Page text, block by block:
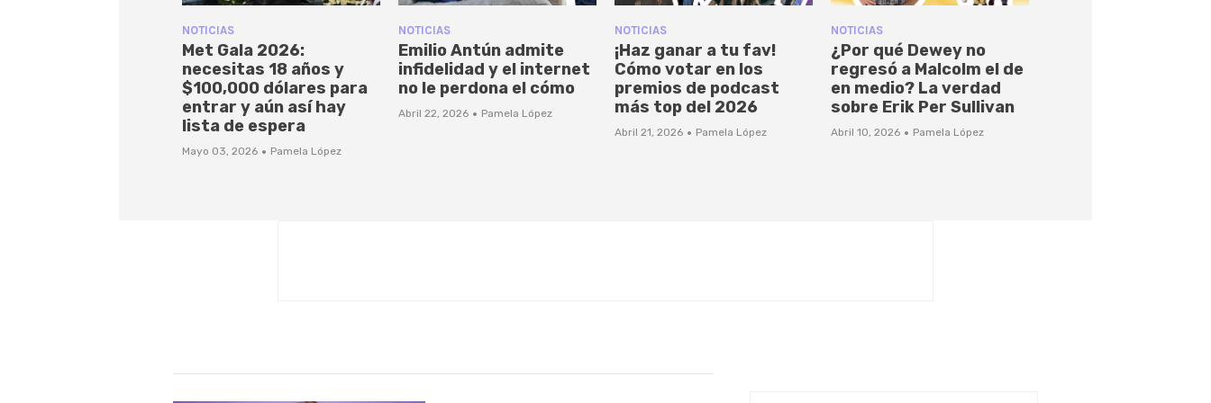
NOTICIAS
Met Gala 2026:
necesitas 18 años y
$100,000 dólares para
entrar y aún así hay
lista de espera
Mayo 03, 2026 · Pamela López
NOTICIAS
Emilio Antún admite
infidelidad y el internet
no le perdona el cómo
Abril 22, 2026 · Pamela López
NOTICIAS
¡Haz ganar a tu fav!
Cómo votar en los
premios de podcast
más top del 2026
Abril 21, 2026 · Pamela López
NOTICIAS
¿Por qué Dewey no
regresó a Malcolm el de
en medio? La verdad
sobre Erik Per Sullivan
Abril 10, 2026 · Pamela López